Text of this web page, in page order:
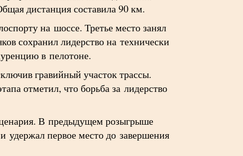
дистанция составила 90 км.
на шоссе. Третье место занял
сохранил лидерство на технически
в пелотоне.
гравийный участок трассы.
отметил, что борьба за лидерство
В предыдущем розыгрыше
удержал первое место до завершения